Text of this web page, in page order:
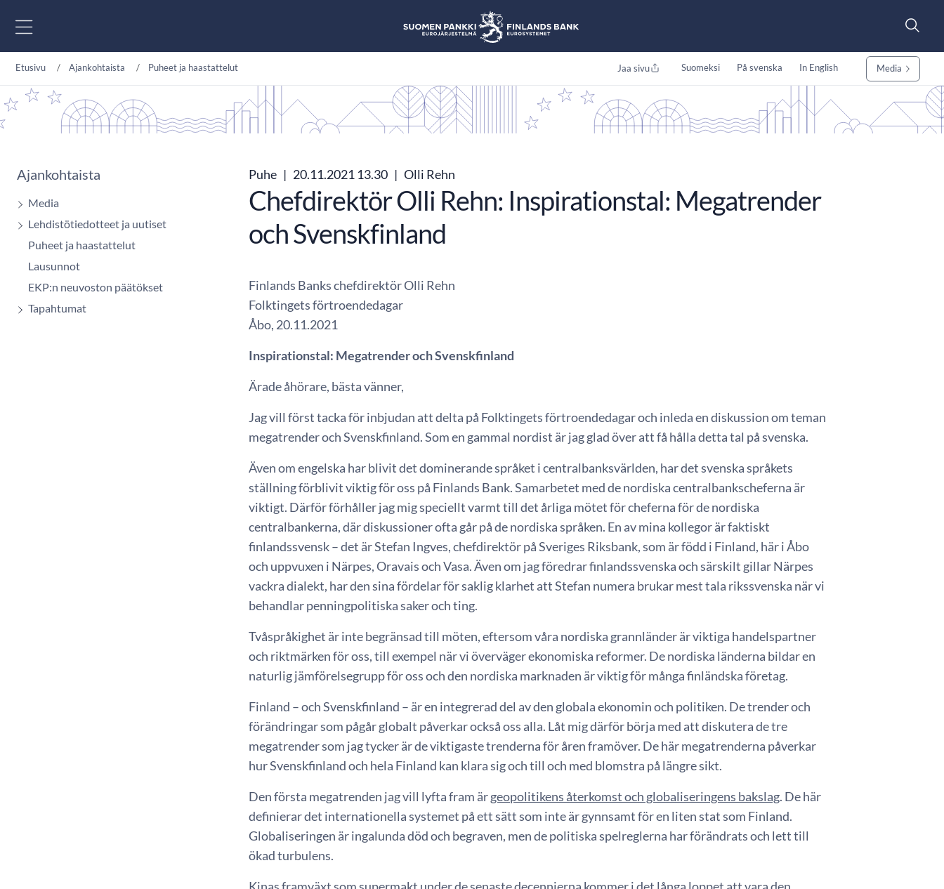
Etusivu Ajankohtaista Puheet ja haastattelut Jaa sivu Suomeksi På svenska In English Media
Ajankohtaista
Media
Lehdistötiedotteet ja uutiset
Puheet ja haastattelut
Lausunnot
EKP:n neuvoston päätökset
Tapahtumat
Puhe | 20.11.2021 13.30 | Olli Rehn
Chefdirektör Olli Rehn: Inspirationstal: Megatrender
och Svenskfinland
Finlands Banks chefdirektör Olli Rehn
Folktingets förtroendedagar
Åbo, 20.11.2021
Inspirationstal: Megatrender och Svenskfinland
Ärade åhörare, bästa vänner,
Jag vill först tacka för inbjudan att delta på Folktingets förtroendedagar och inleda en diskussion om teman
megatrender och Svenskfinland. Som en gammal nordist är jag glad över att få hålla detta tal på svenska.
Även om engelska har blivit det dominerande språket i centralbanksvärlden, har det svenska språkets
ställning förblivit viktig för oss på Finlands Bank. Samarbetet med de nordiska centralbankscheferna är
viktigt. Därför förhåller jag mig speciellt varmt till det årliga mötet för cheferna för de nordiska
centralbankerna, där diskussioner ofta går på de nordiska språken. En av mina kollegor är faktiskt
finlandssvensk – det är Stefan Ingves, chefdirektör på Sveriges Riksbank, som är född i Finland, här i Åbo
och uppvuxen i Närpes, Oravais och Vasa. Även om jag föredrar finlandssvenska och särskilt gillar Närpes
vackra dialekt, har den sina fördelar för saklig klarhet att Stefan numera brukar mest tala rikssvenska när vi
behandlar penningpolitiska saker och ting.
Tvåspråkighet är inte begränsad till möten, eftersom våra nordiska grannländer är viktiga handelspartner
och riktmärken för oss, till exempel när vi överväger ekonomiska reformer. De nordiska länderna bildar en
naturlig jämförelsegrupp för oss och den nordiska marknaden är viktig för många finländska företag.
Finland – och Svenskfinland – är en integrerad del av den globala ekonomin och politiken. De trender och
förändringar som pågår globalt påverkar också oss alla. Låt mig därför börja med att diskutera de tre
megatrender som jag tycker är de viktigaste trenderna för åren framöver. De här megatrenderna påverkar
hur Svenskfinland och hela Finland kan klara sig och till och med blomstra på längre sikt.
Den första megatrenden jag vill lyfta fram ärgeopolitikens återkomst och globaliseringens bakslag. De här
definierar det internationella systemet på ett sätt som inte är gynnsamt för en liten stat som Finland.
Globaliseringen är ingalunda död och begraven, men de politiska spelreglerna har förändrats och lett till
ökad turbulens.